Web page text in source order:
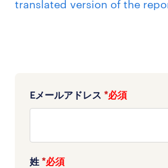
translated version of the
Eメールアドレス *
姓 *